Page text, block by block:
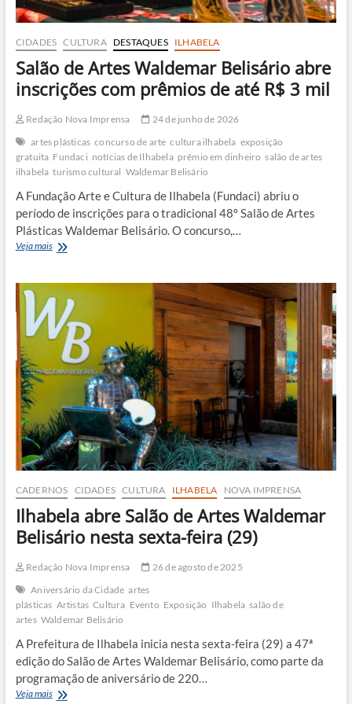
CIDADES CULTURA DESTAQUES ILHABELA
Salão de Artes Waldemar Belisário abre
inscrições com prêmios de até R$ 3 mil
Redação Nova Imprensa
24 de junho de 2026
artes plásticas concurso de arte cultura ilhabela exposição
gratuita Fundaci notícias de Ilhabela prêmio em dinheiro salão de artes
ilhabela turismo cultural Waldemar Belisário
A Fundação Arte e Cultura de Ilhabela (Fundaci) abriu o
período de inscrições para o tradicional 48º Salão de Artes
Plásticas Waldemar Belisário. O concurso,…
Veja maisSalão
Waldemar
Belisário
abre
inscrições
com
prêmios
de
3
mil
CADERNOS CIDADES CULTURA ILHABELA NOVA IMPRENSA
Ilhabela abre Salão de Artes Waldemar
Belisário nesta sexta-feira (29)
Redação Nova Imprensa
26 de agosto de 2025
Aniversário da Cidade artes
plásticas Artistas Cultura Evento Exposição Ilhabela salão de
artes Waldemar Belisário
A Prefeitura de Ilhabela inicia nesta sexta-feira (29) a 47ª
edição do Salão de Artes Waldemar Belisário, como parte da
programação de aniversário de 220…
Veja maisIlhabela